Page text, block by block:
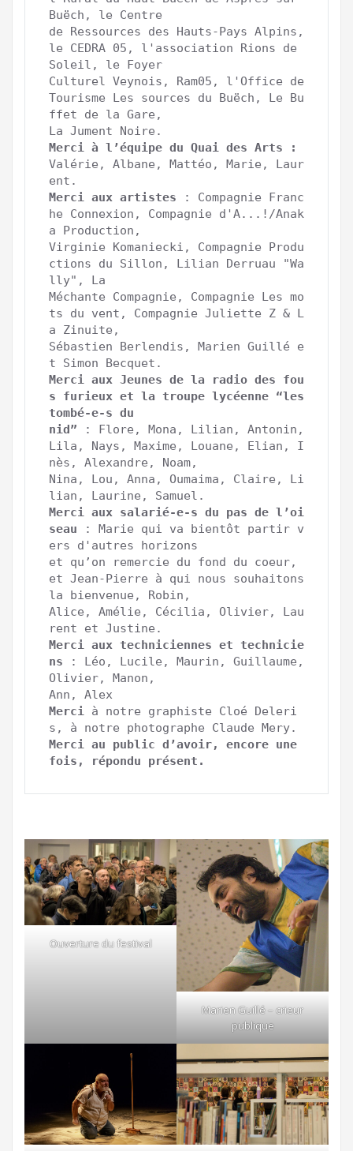
Buëch, le Centre
de Ressources des Hauts-Pays Alpins,
le CEDRA 05, l'association Rions de
Soleil, le Foyer
Culturel Veynois, Ram05, l'Office de
Tourisme Les sources du Buëch, Le Bu
ffet de la Gare,
Valérie, Albane, Mattéo, Marie, Laur
Merci aux artistes : Compagnie Franc
he Connexion, Compagnie d'A...!/Anak
a Production,
Virginie Komaniecki, Compagnie Produ
ctions du Sillon, Lilian Derruau "Wa
lly", La
Méchante Compagnie, Compagnie Les mo
ts du vent, Compagnie Juliette Z & L
a Zinuite,
Sébastien Berlendis, Marien Guillé e
Merci aux Jeunes de la radio des fou
s furieux et la troupe lycéenne “les
tombé-e-s du
nid” : Flore, Mona, Lilian, Antonin,
Lila, Nays, Maxime, Louane, Elian, I
nès, Alexandre, Noam,
Nina, Lou, Anna, Oumaima, Claire, Li
Merci aux salarié-e-s du pas de l’oi
seau : Marie qui va bientôt partir v
ers d'autres horizons
et qu’on remercie du fond du coeur,
et Jean-Pierre à qui nous souhaitons
la bienvenue, Robin,
Alice, Amélie, Cécilia, Olivier, Lau
Merci aux techniciennes et technicie
ns : Léo, Lucile, Maurin, Guillaume,
Olivier, Manon,
Merci à notre graphiste Cloé Deleri
Merci au public d’avoir, encore une
fois, répondu présent.
Ouverture du festival
Marien Guillé – crieur
publique